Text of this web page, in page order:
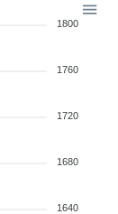
1800
1760
1720
1680
1640